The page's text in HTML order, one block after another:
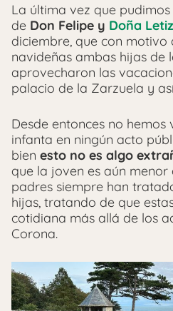
La última vez que
de Don Felipe y Doña
diciembre, que con motivo
navideñas ambas hijas de
aprovecharon las
palacio de la Zarzuela y
Desde entonces no
infanta en ningún acto
bien esto no es algo
que la joven es aún menor
padres siempre han
hijas, tratando de que
cotidiana más allá de los
Corona.